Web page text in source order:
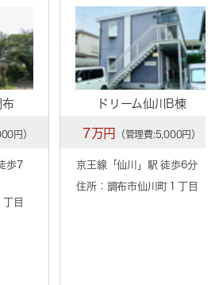
布
円）
歩7
目
ドリーム仙川B棟
7万円 （管理費:5,000円）
京王線「仙川 」駅 徒歩6分
住所：調布市仙川町１丁目